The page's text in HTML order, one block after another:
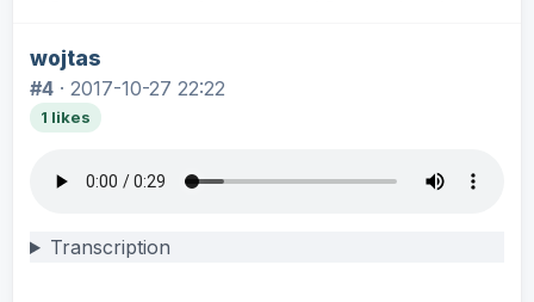
wojtas
#4 · 2017-10-27 22:22
1 likes
Transcription